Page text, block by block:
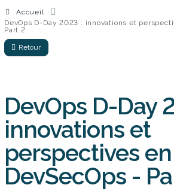
Accueil
DevOps D-Day 2023 : innovations et
Part 2
Retour
DevOps D-Day
innovations et
perspectives en
DevSecOps -